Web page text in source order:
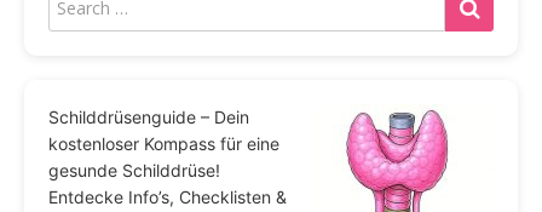
Schilddrüsenguide – Dein
kostenloser Kompass für eine
gesunde Schilddrüse!
Entdecke Info’s, Checklisten &